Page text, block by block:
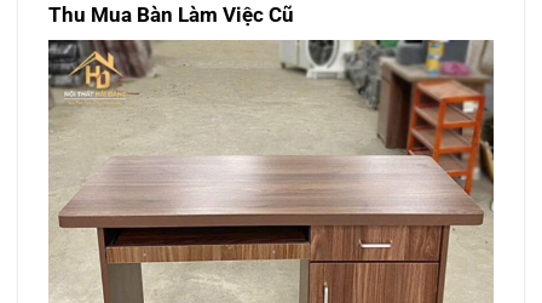
Thu Mua Bàn Làm Việc Cũ